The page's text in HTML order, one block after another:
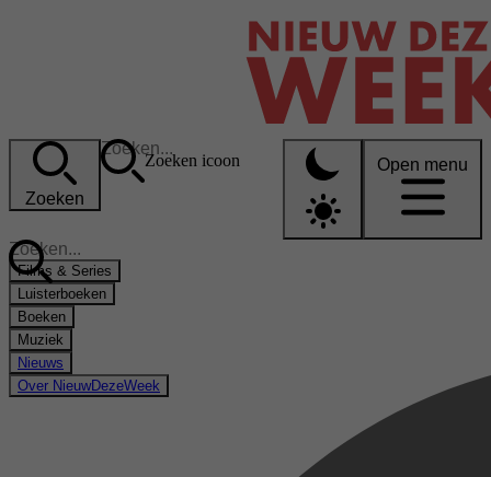
Zoeken
Zoeken icoon Open menu
Films & Series
Luisterboeken
Boeken
Muziek
Nieuws
Over NieuwDezeWeek